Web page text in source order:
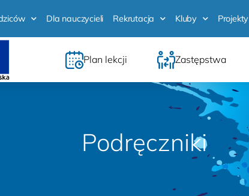
Dla nauczycieli Rekrutacja Kluby Projekty
Plan lekcji Zastępstwa
Podręczniki